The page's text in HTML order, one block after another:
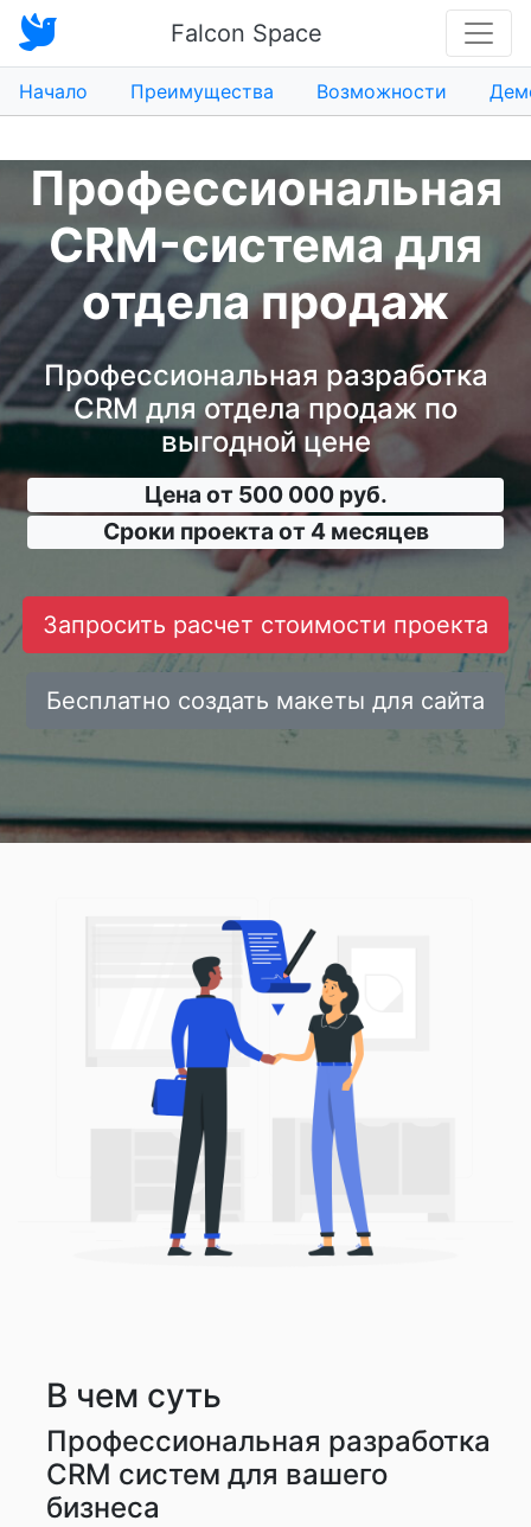
Falcon Space
Начало Преимущества Возможности
Профессиональная
CRM-система для
отдела продаж
Профессиональная разработка
CRM для отдела продаж по
выгодной цене
Цена от 500 000 руб.
Сроки проекта от 4 месяцев
Запросить расчет стоимости проекта
Бесплатно создать макеты для сайта
В чем суть
Профессиональная разработка
CRM систем для вашего
бизнеса